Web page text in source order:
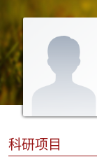
科研项目